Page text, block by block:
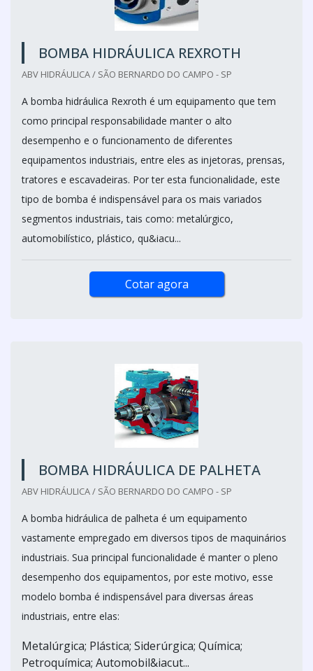
BOMBA HIDRÁULICA REXROTH
ABV HIDRÁULICA / SÃO BERNARDO DO CAMPO - SP
A bomba hidráulica Rexroth é um equipamento que tem
como principal responsabilidade manter o alto
desempenho e o funcionamento de diferentes
equipamentos industriais, entre eles as injetoras, prensas,
tratores e escavadeiras. Por ter esta funcionalidade, este
tipo de bomba é indispensável para os mais variados
segmentos industriais, tais como: metalúrgico,
automobilístico, plástico, qu&iacu...
Cotar agora
BOMBA HIDRÁULICA DE PALHETA
ABV HIDRÁULICA / SÃO BERNARDO DO CAMPO - SP
A bomba hidráulica de palheta é um equipamento
vastamente empregado em diversos tipos de maquinários
industriais. Sua principal funcionalidade é manter o pleno
desempenho dos equipamentos, por este motivo, esse
modelo bomba é indispensável para diversas áreas
industriais, entre elas:
Metalúrgica; Plástica; Siderúrgica; Química;
Petroquímica; Automobil&iacut...